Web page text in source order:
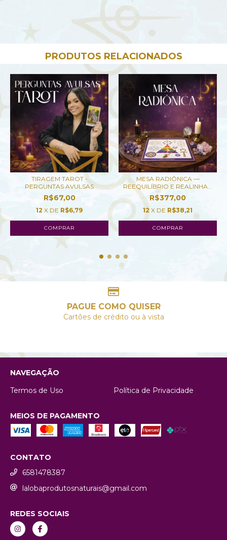
PRODUTOS RELACIONADOS
TIRAGEM TAROT -
PERGUNTAS AVULSAS
R$67,00
12 X DE R$6,79
COMPRAR
MESA RADIÔNICA —
REEQUILÍBRIO E REALINHA...
R$377,00
12 X DE R$38,21
PAGUE COMO QUISER
Cartões de crédito ou à vista
NAVEGAÇÃO
Termos de Uso
Política de Privacidade
MEIOS DE PAGAMENTO
CONTATO
6581478387
lalobaprodutosnaturais@gmail.com
REDES SOCIAIS